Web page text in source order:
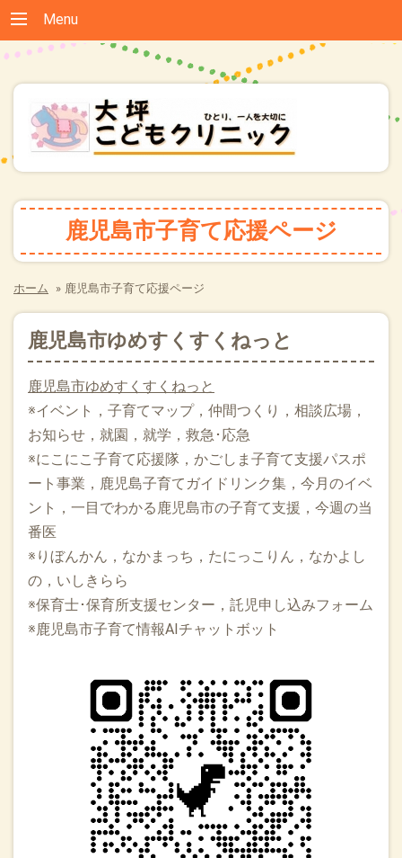
Menu
鹿児島市子育て応援ページ
ホーム » 鹿児島市子育て応援ページ
鹿児島市ゆめすくすくねっと
鹿児島市ゆめすくすくねっと
※イベント，子育てマップ，仲間つくり，相談広場，
お知らせ，就園，就学，救急･応急
※にこにこ子育て応援隊，かごしま子育て支援パスポ
ート事業，鹿児島子育てガイドリンク集，今月のイベ
ント，一目でわかる鹿児島市の子育て支援，今週の当
番医
※りぼんかん，なかまっち，たにっこりん，なかよし
の，いしきらら
※保育士･保育所支援センター，託児申し込みフォーム
※鹿児島市子育て情報AIチャットボット